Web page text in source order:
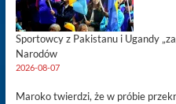
Sportowcy z Pakistanu i Ugandy
Narodów
2026-08-07
Maroko twierdzi, że w próbie